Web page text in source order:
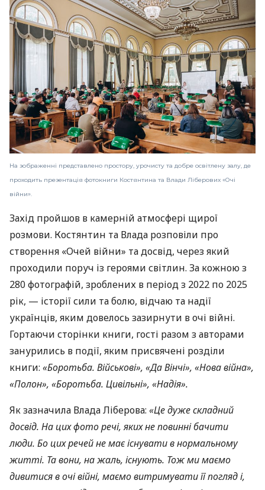
На зображенні представлено простору, урочисту та добре освітлену залу, де
проходить презентація фотокниги Костянтина та Влади Ліберових «Очі
війни».
Захід пройшов в камерній атмосфері щирої
розмови. Костянтин та Влада розповіли про
створення «Очей війни» та досвід, через який
проходили поруч із героями світлин. За кожною з
280 фотографій, зроблених в період з 2022 по 2025
рік, — історії сили та болю, відчаю та надії
українців, яким довелось зазирнути в очі війні.
Гортаючи сторінки книги, гості разом з авторами
занурились в події, яким присвячені розділи
книги: «Боротьба. Військові», «Да Вінчі», «Нова війна»,
«Полон», «Боротьба. Цивільні», «Надія».
Як зазначила Влада Ліберова: «Це дуже складний
досвід. На цих фото речі, яких не повинні бачити
люди. Бо цих речей не має існувати в нормальному
житті. Та вони, на жаль, існують. Тож ми маємо
дивитися в очі війні, маємо витримувати її погляд і,